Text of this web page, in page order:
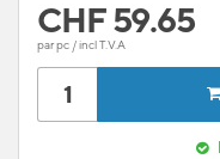
CHF59.65
par pc / incl T.V.A